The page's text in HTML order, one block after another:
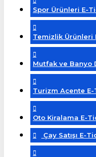
Spor Ürünleri E-
Temizlik Ürünleri
Mutfak ve Banyo
Turizm Acente
Oto Kiralama E-
Çay Satışı E-